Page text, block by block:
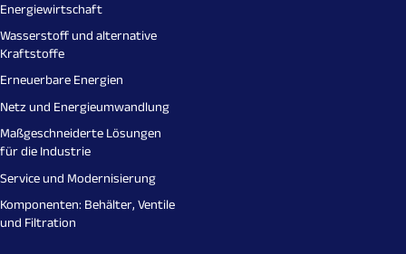
Energiewirtschaft
Wasserstoff und alternative
Kraftstoffe
Erneuerbare Energien
Netz und Energieumwandlung
Maßgeschneiderte Lösungen
für die Industrie
Service und Modernisierung
Komponenten: Behälter, Ventile
und Filtration